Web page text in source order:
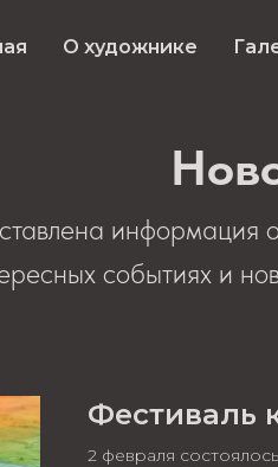
О художнике
информация
событиях и
Фестиваль
2 февраля